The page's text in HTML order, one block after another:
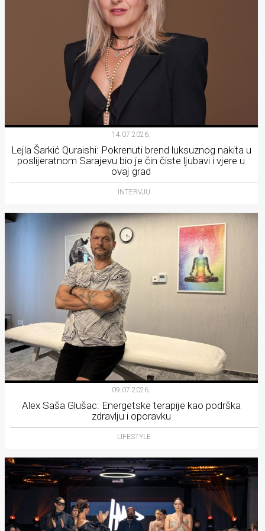
14.07.2026.
Lejla Šarkić Quraishi: Pokrenuti brend luksuznog nakita u
poslijeratnom Sarajevu bio je čin čiste ljubavi i vjere u
ovaj grad
INTERVJU
09.07.2026.
Alex Saša Glušac: Energetske terapije kao podrška
zdravlju i oporavku
LIFESTYLE